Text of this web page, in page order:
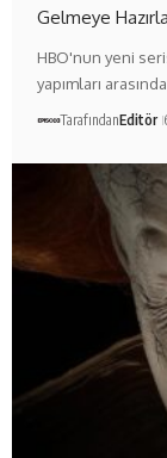
Gelmeye
HBO'nun yeni
yapımları
TarafındanEditör